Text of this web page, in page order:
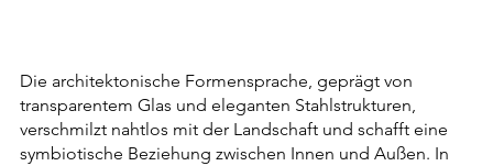
Die architektonische Formensprache, geprägt von
transparentem Glas und eleganten Stahlstrukturen,
verschmilzt nahtlos mit der Landschaft und schafft eine
symbiotische Beziehung zwischen Innen und Außen. In